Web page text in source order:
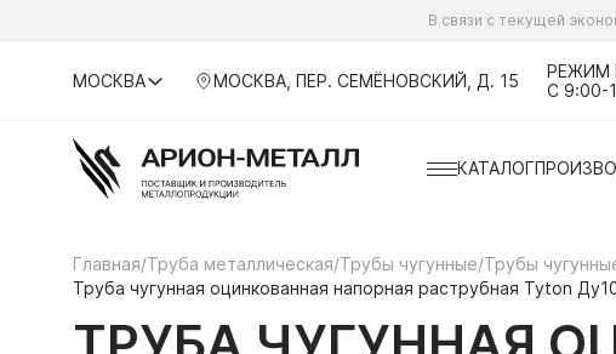
В связи с текущей
МОСКВА МОСКВА, ПЕР. СЕМЁНОВСКИЙ, Д. 15
РЕЖИМ
С 9:00-
КАТАЛОГ
Главная/Труба металлическая/Трубы чугунные/Трубы
Труба чугунная оцинкованная напорная раструбная Tyton